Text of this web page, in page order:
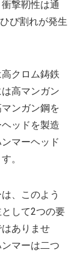
撃靭性は通
び割れが発生
クロム鋳鉄
高マンガン
ンガン鋼を
ッドを製造
マーヘッド
。
、このよう
して2つの要
ありませ
マーは二つ